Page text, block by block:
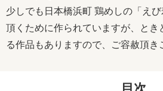
少しでも日本橋浜町 鶏めしの「え
頂くために作られていますが、とき
る作品もありますので、ご容赦頂き